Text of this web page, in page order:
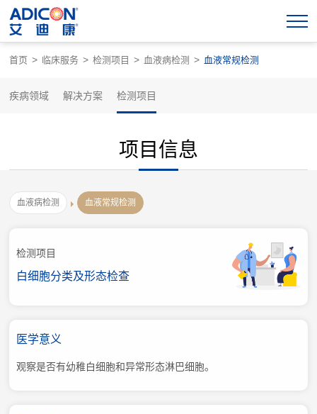
首页 > 临床服务 > 检测项目 > 血液病检测 > 血液常规检测
疾病领域 解决方案 检测项目
项目信息
血液病检测 血液常规检测
检测项目
白细胞分类及形态检查
医学意义
观察是否有幼稚白细胞和异常形态淋巴细胞。